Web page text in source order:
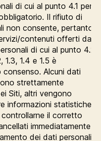
di cui al punto 4.1 per
Il rifiuto di
non consente, pertanto,
contenuti offerti dai
di cui al punto 4.2
1.3, 1.4 e 1.5 è
Alcuni dati
strettamente
Siti, altri vengono
informazioni statistiche
controllarne il corretto
immediatamente
dei dati personali